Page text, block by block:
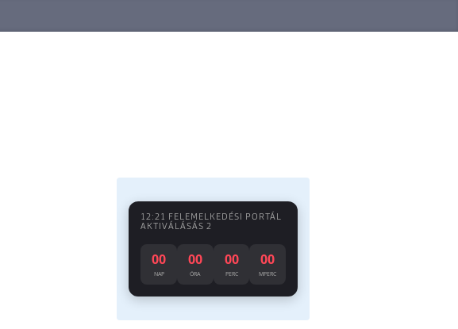
12:21 FELEMELKEDÉSI PORTÁL
AKTIVÁLÁSÁS 2
00
NAP
00
ÓRA
00
PERC
00
MPERC